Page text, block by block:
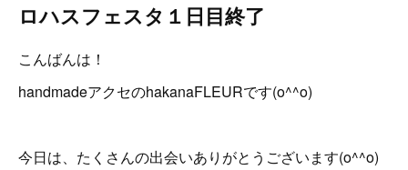
ロハスフェスタ１日目終了
こんばんは！
handmadeアクセのhakanaFLEURです(o^^o)
今日は、たくさんの出会いありがとうございます(o^^o)